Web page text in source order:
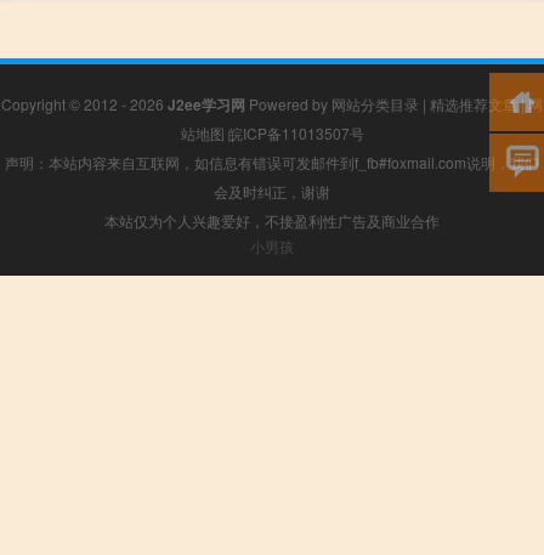
Copyright © 2012 - 2026 J2ee学习网 Powered by 网站分类目录 | 精选推荐文章|网
站地图 皖ICP备11013507号
声明：本站内容来自互联网，如信息有错误可发邮件到f_fb#foxmail.com说明，我们
会及时纠正，谢谢
本站仅为个人兴趣爱好，不接盈利性广告及商业合作
小男孩